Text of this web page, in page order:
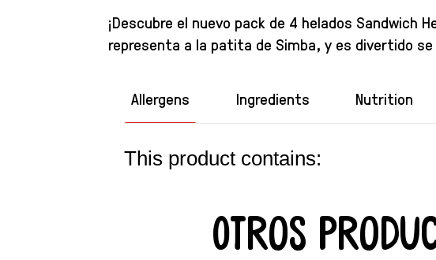
¡Descubre el nuevo pack de 4 helados Sandwich
representa a la patita de Simba, y es divertido
Allergens Ingredients Nutrition
This product contains:
Otros